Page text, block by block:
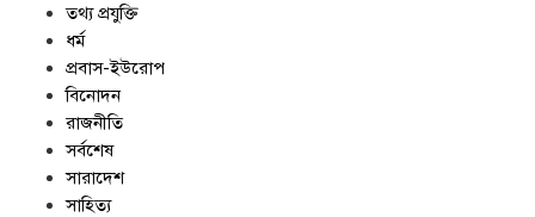
তথ্য প্রযুক্তি
ধর্ম
প্রবাস-ইউরোপ
বিনোদন
রাজনীতি
সর্বশেষ
সারাদেশ
সাহিত্য